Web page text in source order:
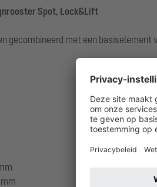
Spot, Lock&Lift
gecombineerd met een